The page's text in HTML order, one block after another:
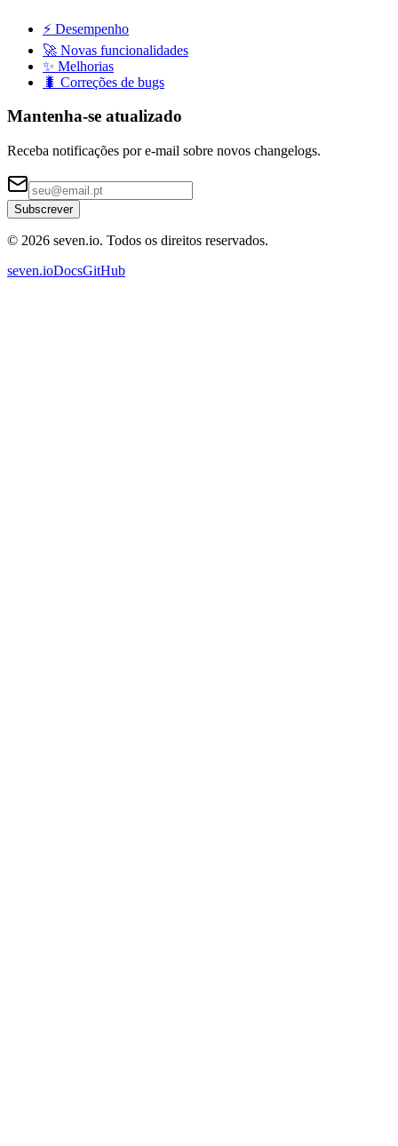
⚡ Desempenho
🚀 Novas funcionalidades
✨ Melhorias
🐛 Correções de bugs
Mantenha-se atualizado
Receba notificações por e-mail sobre novos changelogs.
Subscrever
© 2026 seven.io. Todos os direitos reservados.
seven.ioDocsGitHub